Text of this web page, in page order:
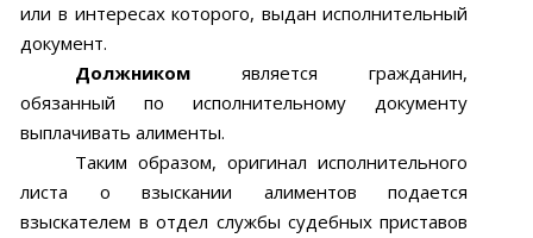
или в интересах которого, выдан исполнительный
документ.
Должником является гражданин,
обязанный по исполнительному документу
выплачивать алименты.
Таким образом,оригинал исполнительного
листа о взыскании алиментов
подается
взыскателем в отдел службы судебных приставов